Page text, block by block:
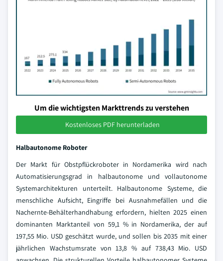
Um die wichtigsten Markttrends zu verstehen
Kostenloses PDF herunterladen
Halbautonome Roboter
Der Markt für Obstpflückroboter in Nordamerika wird nach
Automatisierungsgrad in halbautonome und vollautonome
Systemarchitekturen unterteilt. Halbautonome Systeme, die
menschliche Aufsicht, Eingriffe bei Ausnahmefällen und die
Nachernte-Behälterhandhabung erfordern, hielten 2025 einen
dominanten Marktanteil von 59,1 % in Nordamerika, der auf
197,55 Mio. USD geschätzt wurde, und sollen bis 2035 mit einer
jährlichen Wachstumsrate von 13,8 % auf 738,43 Mio. USD